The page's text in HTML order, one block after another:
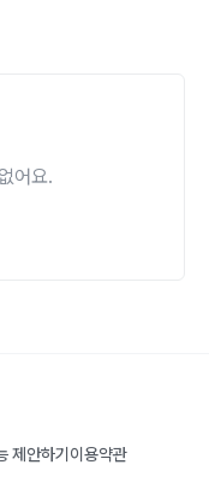
어요.
제안하기 이용약관